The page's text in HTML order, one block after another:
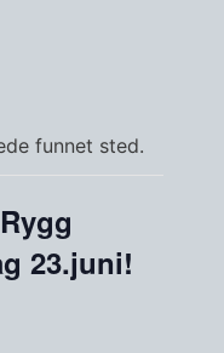
funnet sted.
23.juni!